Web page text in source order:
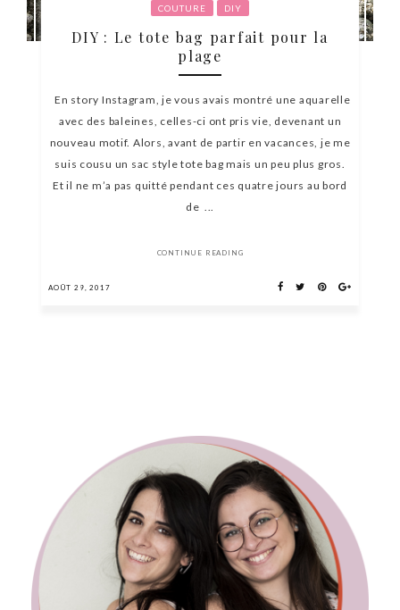
COUTURE DIY
DIY : Le tote bag parfait pour la
plage
En story Instagram, je vous avais montré une aquarelle
avec des baleines, celles-ci ont pris vie, devenant un
nouveau motif. Alors, avant de partir en vacances, je me
suis cousu un sac style tote bag mais un peu plus gros.
Et il ne m’a pas quitté pendant ces quatre jours au bord
de ...
CONTINUE READING
AOÛT 29, 2017